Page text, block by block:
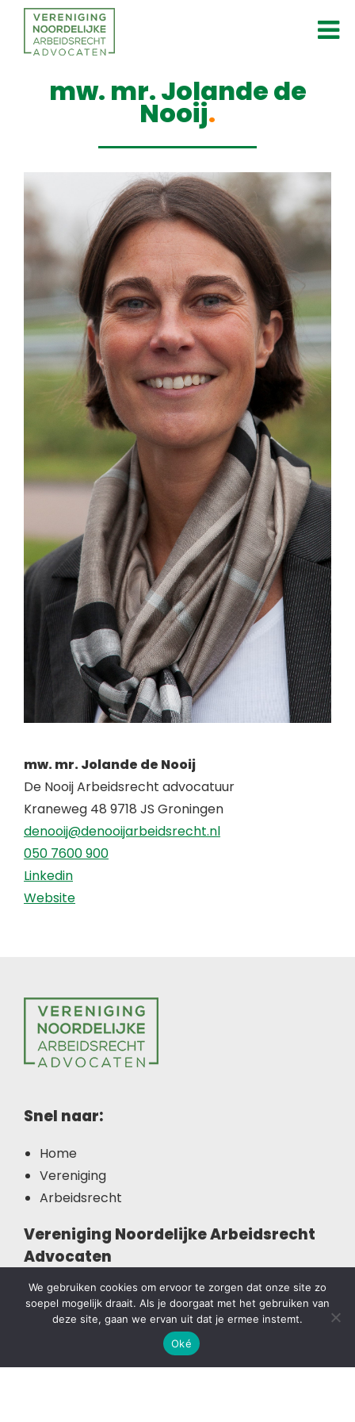
mw. mr. Jolande de
Nooij
mw. mr. Jolande de Nooij
De Nooij Arbeidsrecht advocatuur
Kraneweg 48 9718 JS Groningen
denooij@denooijarbeidsrecht.nl
050 7600 900
Linkedin
Website
Snel naar:
Home
Vereniging
Arbeidsrecht
Vereniging Noordelijke Arbeidsrecht
Advocaten
Bent u op zoek naar een advocaat die u kan
adviseren of bijstaan op het gebied van het
arbeidsrecht? Deze website helpt u op weg.
We gebruiken cookies om ervoor te zorgen dat onze site zo
soepel mogelijk draait. Als je doorgaat met het gebruiken van
deze site, gaan we ervan uit dat je ermee instemt.
Oké